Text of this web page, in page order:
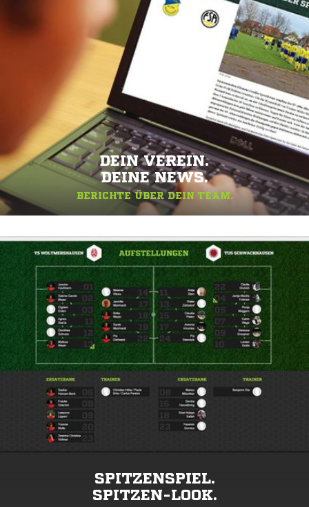
DEIN VEREIN.
DEINE NEWS.
BERICHTE ÜBER DEIN TEAM.
SPITZENSPIEL.
SPITZEN-LOOK.